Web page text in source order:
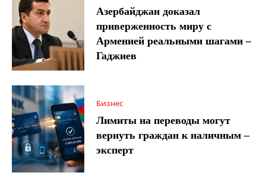
Азербайджан доказал
приверженность миру с
Арменией реальными шагами –
Гаджиев
Бизнес
Лимиты на переводы могут
вернуть граждан к наличным –
эксперт